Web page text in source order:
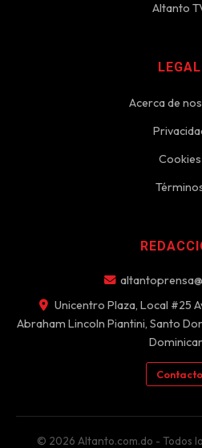
Altanto
LEGAL
Acerca de
Cookies
Unicentro Plaza, Local #25
Abraham Lincoln Piantini, Santo
Contacto
© 2026 Altanto.com.do - Todos